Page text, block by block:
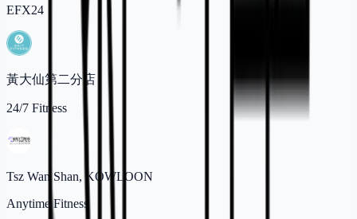
EFX24
黃大仙第二分店
24/7 Fitness
Tsz Wan Shan, KOWLOON
Anytime Fitness